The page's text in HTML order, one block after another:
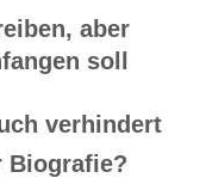
aber
soll
verhindert
Biografie?